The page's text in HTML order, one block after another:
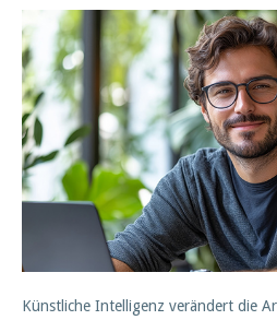
Künstliche Intelligenz verändert die